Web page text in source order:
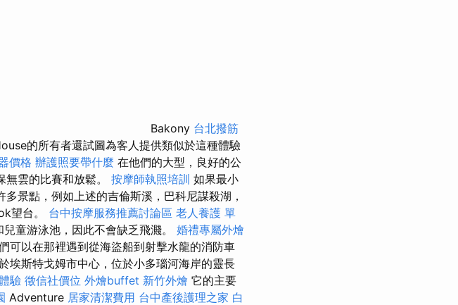
Bakony 台北撥筋
的所有者還試圖為客人提供類似於這種體驗
價格 辦護照要帶什麼 在他們的大型，良好的公
雲的比賽和放鬆。 按摩師執照培訓 如果最小
景點，例如上述的吉倫斯溪，巴科尼謀殺湖，
望台。 台中按摩服務推薦討論區 老人養護 單
童游泳池，因此不會缺乏飛濺。 婚禮專屬外燴
可以在那裡遇到從海盜船到射擊水龍的消防車
斯特戈姆市中心，位於小多瑙河海岸的靈長
驗 徵信社價位 外燴buffet 新竹外燴 它的主要
Adventure 居家清潔費用 台中產後護理之家 白